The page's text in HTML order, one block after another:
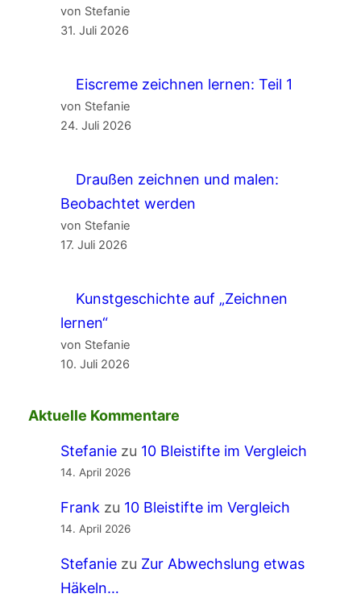
von Stefanie
31. Juli 2026
Eiscreme zeichnen lernen: Teil 1
von Stefanie
24. Juli 2026
Draußen zeichnen und malen:
Beobachtet werden
von Stefanie
17. Juli 2026
Kunstgeschichte auf „Zeichnen
lernen“
von Stefanie
10. Juli 2026
Aktuelle Kommentare
Stefaniezu 10 Bleistifte im Vergleich
14. April 2026
Frankzu 10 Bleistifte im Vergleich
14. April 2026
Stefaniezu Zur Abwechslung etwas
Häkeln…